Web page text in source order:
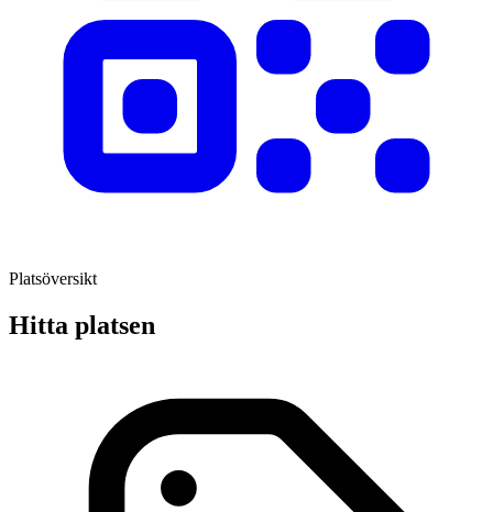
Platsöversikt
Hitta platsen